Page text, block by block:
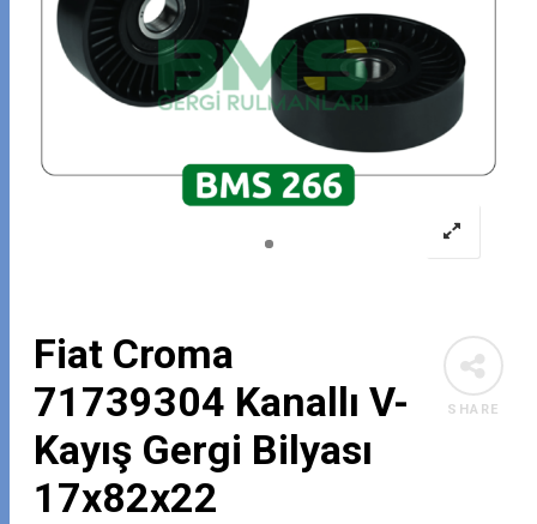
SHARE
Fiat Croma
71739304 Kanallı V-
Kayış Gergi Bilyası
17x82x22